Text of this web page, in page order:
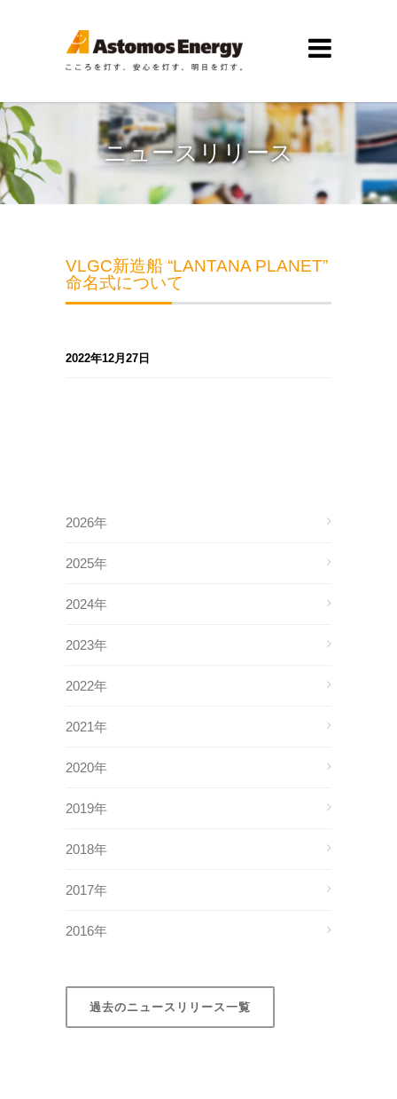
ニュースリリース
VLGC新造船 “LANTANA PLANET”
命名式について
2022年12月27日
2026年
2025年
2024年
2023年
2022年
2021年
2020年
2019年
2018年
2017年
2016年
過去のニュースリリース一覧